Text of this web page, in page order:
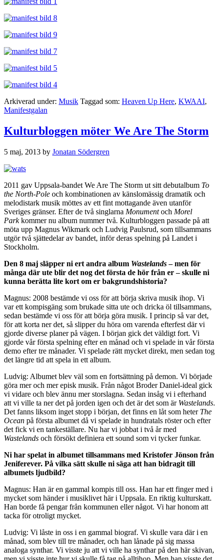
Arkiverad under: Musik Taggad som: Heaven Up Here, KWAAI,
Manifestgalan
Kulturbloggen möter We Are The Storm
5 maj, 2013 by Jonatan Södergren
2011 gav Uppsala-bandet We Are The Storm ut sitt debutalbum To
the North-Pole och kombinationen av känslomässig dramatik och
melodistark musik möttes av ett fint mottagande även utanför
Sveriges gränser. Efter de två singlarna Monumentoch Morel
Parkkommer nu album nummer två. Kulturbloggen passade på att
möta upp Magnus Wikmark och Ludvig Paulsrud, som tillsammans
utgör två sjättedelar av bandet, inför deras spelning på Landet i
Stockholm.
Den 8 maj släpper ni ert andra album Wastelands– men för
många där ute blir det nog det första de hör från er – skulle ni
kunna berätta lite kort om er bakgrundshistoria?
Magnus: 2008 bestämde vi oss för att börja skriva musik ihop. Vi
var ett kompisgäng som brukade sitta ute och dricka öl tillsammans,
sedan bestämde vi oss för att börja göra musik. I princip så var det,
för att korta ner det, så slipper du höra om varenda efterfest där vi
gjorde diverse planer på vägen. I början gick det väldigt fort. Vi
gjorde vår första spelning efter en månad och vi spelade in vår första
demo efter tre månader. Vi spelade rätt mycket direkt, men sedan tog
det längre tid att spela in ett album.
Ludvig: Albumet blev väl som en fortsättning på demon. Vi började
göra mer och mer episk musik. Från något Broder Daniel-ideal gick
vi vidare och blev ännu mer storslagna. Sedan insåg vi i efterhand
att vi ville ta ner det på jorden igen och det är det som är Wastelands.
Det fanns liksom inget stopp i början, det finns en låt som heter The
Ocean på första albumet då vi spelade in hundratals röster och efter
det fick vi en tankeställare. Nu har vi jobbat i två år med
Wastelands och försökt definiera ett sound som vi tycker funkar.
Ni har spelat in albumet tillsammans med Kristofer Jönson från
Jeniferever. På vilka sätt skulle ni säga att han bidragit till
albumets ljudbild?
Magnus: Han är en gammal kompis till oss. Han har ett finger med i
mycket som händer i musiklivet här i Uppsala. En riktig kulturskatt.
Han borde få pengar från kommunen eller något. Vi har honom att
tacka för otroligt mycket.
Ludvig: Vi låste in oss i en gammal biograf. Vi skulle vara där i en
månad, som blev till tre månader, och han lånade på sig massa
analoga synthar. Vi visste ju att vi ville ha synthar på den här skivan,